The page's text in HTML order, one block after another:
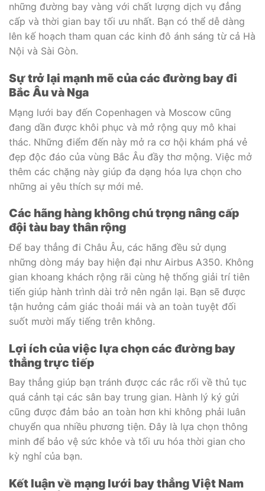
những đường bay vàng với chất lượng dịch vụ đẳng
cấp và thời gian bay tối ưu nhất. Bạn có thể dễ dàng
lên kế hoạch tham quan các kinh đô ánh sáng từ cả Hà
Nội và Sài Gòn.
Sự trở lại mạnh mẽ của các đường bay đi
Bắc Âu và Nga
Mạng lưới bay đến Copenhagen và Moscow cũng
đang dần được khôi phục và mở rộng quy mô khai
thác. Những điểm đến này mở ra cơ hội khám phá vẻ
đẹp độc đáo của vùng Bắc Âu đầy thơ mộng. Việc mở
thêm các chặng này giúp đa dạng hóa lựa chọn cho
những ai yêu thích sự mới mẻ.
Các hãng hàng không chú trọng nâng cấp
đội tàu bay thân rộng
Để bay thẳng đi Châu Âu, các hãng đều sử dụng
những dòng máy bay hiện đại như Airbus A350. Không
gian khoang khách rộng rãi cùng hệ thống giải trí tiên
tiến giúp hành trình dài trở nên ngắn lại. Bạn sẽ được
tận hưởng cảm giác thoải mái và an toàn tuyệt đối
suốt mười mấy tiếng trên không.
Lợi ích của việc lựa chọn các đường bay
thẳng trực tiếp
Bay thẳng giúp bạn tránh được các rắc rối về thủ tục
quá cảnh tại các sân bay trung gian. Hành lý ký gửi
cũng được đảm bảo an toàn hơn khi không phải luân
chuyển qua nhiều phương tiện. Đây là lựa chọn thông
minh để bảo vệ sức khỏe và tối ưu hóa thời gian cho
kỳ nghỉ của bạn.
Kết luận về mạng lưới bay thẳng Việt Nam